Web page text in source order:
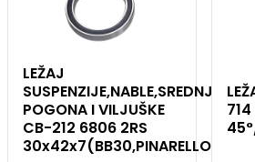
LEŽAJ
SUSPENZIJE,NABLE,SREDNJEG
POGONA I VILJUŠKE
CB-212 6806 2RS
30x42x7(BB30,PINARELLO)